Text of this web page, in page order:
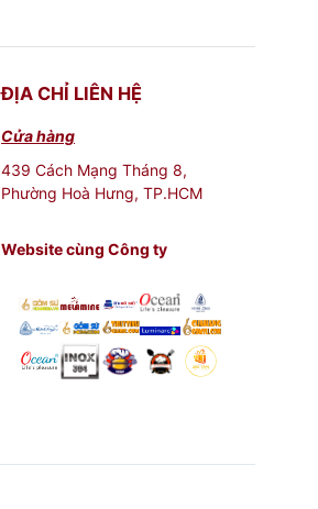
ĐỊA CHỈ LIÊN HỆ
Cửa hàng
439 Cách Mạng Tháng 8,
Phường Hoà Hưng, TP.HCM
Website cùng Công ty